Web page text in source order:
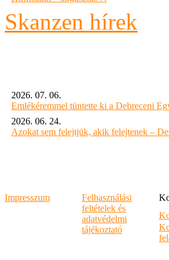
Skanzen hírek
2026. 07. 06.
Emlékéremmel tüntette ki a Debreceni
2026. 06. 24.
Azokat sem felejtjük, akik felejtenek –
Impresszum
Felhasználási
feltételek és
adatvédelmi
tájékoztató